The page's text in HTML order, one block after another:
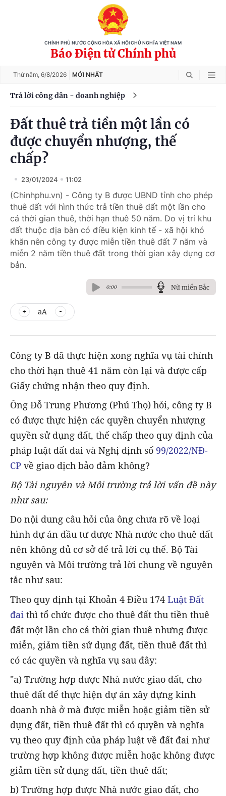
CHÍNH PHỦ NƯỚC CỘNG HÒA XÃ HỘI CHỦ NGHĨA VIỆT NAM
Báo Điện tử Chính phủ
Thứ năm, 6/8/2026 MỚI NHẤT
Trả lời công dân - doanh nghiệp
Đất thuê trả tiền một lần có
được chuyển nhượng, thế
chấp?
23/01/2024 11:02
(Chinhphu.vn) - Công ty B được UBND tỉnh cho phép
thuê đất với hình thức trả tiền thuê đất một lần cho
cả thời gian thuê, thời hạn thuê 50 năm. Do vị trí khu
đất thuộc địa bàn có điều kiện kinh tế - xã hội khó
khăn nên công ty được miễn tiền thuê đất 7 năm và
miễn 2 năm tiền thuê đất trong thời gian xây dựng cơ
bản.
0:00 Nữ miền Bắc
aA
Công ty B đã thực hiện xong nghĩa vụ tài chính
cho thời hạn thuê 41 năm còn lại và được cấp
Giấy chứng nhận theo quy định.
Ông Đỗ Trung Phương (Phú Thọ) hỏi, công ty B
có được thực hiện các quyền chuyển nhượng
quyền sử dụng đất, thế chấp theo quy định của
pháp luật đất đai và Nghị định số 99/2022/NĐ-
CP về giao dịch bảo đảm không?
Bộ Tài nguyên và Môi trường trả lời vấn đề này
như sau:
Do nội dung câu hỏi của ông chưa rõ về loại
hình dự án đầu tư được Nhà nước cho thuê đất
nên không đủ cơ sở để trả lời cụ thể. Bộ Tài
nguyên và Môi trường trả lời chung về nguyên
tắc như sau:
Theo quy định tại Khoản 4 Điều 174 Luật Đất
đai thì tổ chức được cho thuê đất thu tiền thuê
đất một lần cho cả thời gian thuê nhưng được
miễn, giảm tiền sử dụng đất, tiền thuê đất thì
có các quyền và nghĩa vụ sau đây:
"a) Trường hợp được Nhà nước giao đất, cho
thuê đất để thực hiện dự án xây dựng kinh
doanh nhà ở mà được miễn hoặc giảm tiền sử
dụng đất, tiền thuê đất thì có quyền và nghĩa
vụ theo quy định của pháp luật về đất đai như
trường hợp không được miễn hoặc không được
giảm tiền sử dụng đất, tiền thuê đất;
b) Trường hợp được Nhà nước giao đất, cho